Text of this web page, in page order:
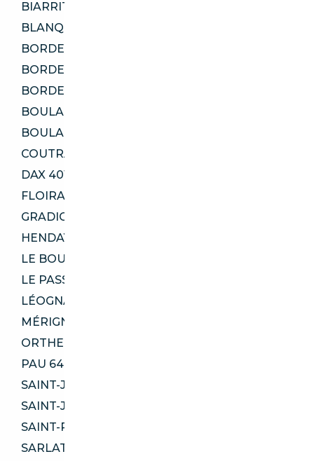
BIARRITZ 64200
BLANQUEFORT 33290
BORDEAUX 33200
BORDEAUX 33300
BORDEAUX 33800
BOULAZAC ISLE MANOIRE 24330
BOULAZAC ISLE MANOIRE 24750
COUTRAS 33230
DAX 40100
FLOIRAC 33270
GRADIGNAN 33170
HENDAYE 64700
LE BOUSCAT 33110
LE PASSAGE 47520
LÉOGNAN 33850
MÉRIGNAC 33700
ORTHEZ 64300
PAU 64000
SAINT-JEAN-D'ILLAC 33127
SAINT-JEAN-DE-LUZ 64500
SAINT-PAUL-LÈS-DAX 40990
SARLAT-LA-CANÉDA 24200